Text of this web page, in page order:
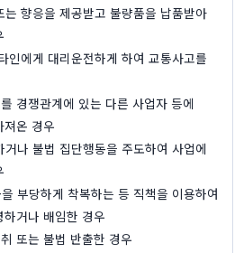
향응을 제공받고 불량품을 납품받아
에게 대리운전하게 하여 교통사고를
경쟁관계에 있는 다른 사업자 등에
온 경우
나 불법 집단행동을 주도하여 사업에
부당하게 착복하는 등 직책을 이용하여
하거나 배임한 경우
또는 불법 반출한 경우